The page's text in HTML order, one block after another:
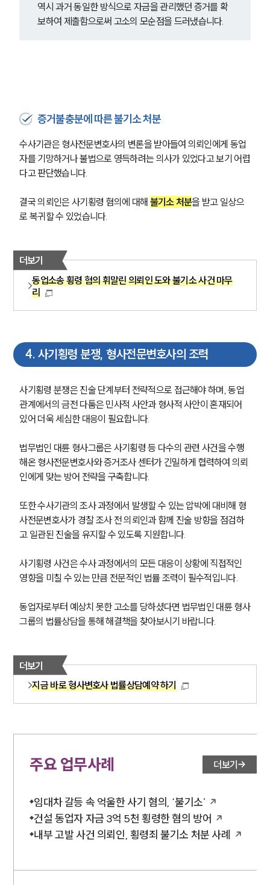
업무사례
업무분야
형사그룹 업무
전체
구성원 소개
소식/자료
법률 블로그
뉴스레터/브로슈어
세미나
대륜법률상담예약
대륜법률상담예약
역시 과거 동일한 방식으로 자금을 관리했던 증거를 확
보하여 제출함으로써 고소의 모순점을 드러냈습니다.
증거불충분에 따른 불기소 처분
수사기관은 형사전문변호사의 변론을 받아들여 의뢰인에게 동업
자를 기망하거나 불법으로 영득하려는 의사가 있었다고 보기 어렵
다고 판단했습니다.
결국 의뢰인은 사기횡령 혐의에 대해 불기소 처분을 받고 일상으
로 복귀할 수 있었습니다.
더보기
동업소송 횡령 혐의 휘말린 의뢰인 도와 불기소 사건 마무
리
4. 사기횡령 분쟁, 형사전문변호사의 조력
사기횡령 분쟁은 진술 단계부터 전략적으로 접근해야 하며, 동업
관계에서의 금전 다툼은 민사적 사안과 형사적 사안이 혼재되어
있어 더욱 세심한 대응이 필요합니다.
법무법인 대륜 형사그룹은 사기횡령 등 다수의 관련 사건을 수행
해온 형사전문변호사와 증거조사 센터가 긴밀하게 협력하여 의뢰
인에게 맞는 방어 전략을 구축합니다.
또한 수사기관의 조사 과정에서 발생할 수 있는 압박에 대비해 형
사전문변호사가 경찰 조사 전 의뢰인과 함께 진술 방향을 점검하
고 일관된 진술을 유지할 수 있도록 지원합니다.
사기횡령 사건은 수사 과정에서의 모든 대응이 상황에 직접적인
영향을 미칠 수 있는 만큼 전문적인 법률 조력이 필수적입니다.
동업자로부터 예상치 못한 고소를 당하셨다면 법무법인 대륜 형사
그룹의 법률상담을 통해 해결책을 찾아보시기 바랍니다.
더보기
지금 바로 형사변호사 법률상담예약 하기
주요 업무사례 더보기
임대차 갈등 속 억울한 사기 혐의, ‘불기소’
건설 동업자 자금 3억 5천 횡령한 혐의 방어
내부 고발 사건 의뢰인, 횡령죄 불기소 처분 사례